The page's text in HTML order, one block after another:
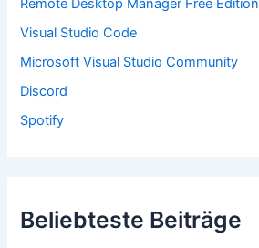
h
:
Remote Desktop Manager Free Edition
Visual Studio Code
Microsoft Visual Studio Community
Discord
Spotify
Beliebteste Beiträge